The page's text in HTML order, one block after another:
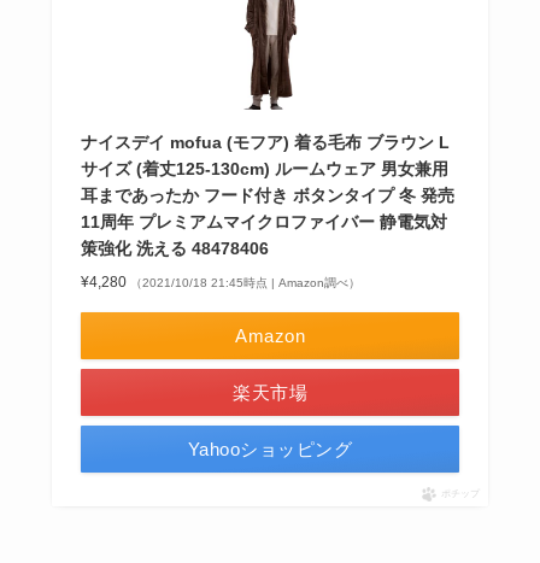
ナイスデイ mofua (モフア) 着る毛布 ブラウン L
サイズ (着丈125-130cm) ルームウェア 男女兼用
耳まであったか フード付き ボタンタイプ 冬 発売
11周年 プレミアムマイクロファイバー 静電気対
策強化 洗える 48478406
¥4,280 （2021/10/18 21:45時点 | Amazon調べ）
Amazon
楽天市場
Yahooショッピング
ポチップ